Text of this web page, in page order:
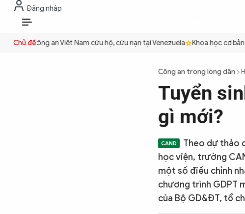
Đăng nhập
VI
Chủ đề:
Công an Việt Nam cứu hộ, cứu nạn tại Venezuela Khoa học cơ bản
Công an trong lòng dân
Tuyển
gì mới?
Theo dự thảo
học viện, trường
một số điều chỉnh
chương trình GDPT
của Bộ GD&ĐT, tổ